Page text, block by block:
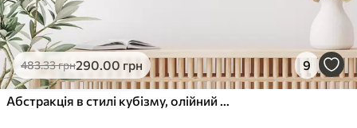
483.33грн290.00 грн 9
Абстракція в стилі кубізму, олійний живопис, червоний, синій, білий кольори